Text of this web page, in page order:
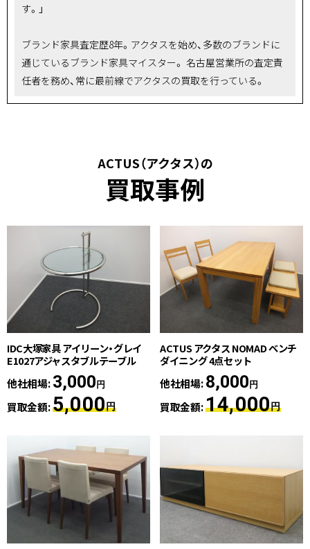
す。」
ブランド家具査定歴8年。アクタスを始め、多数のブランドに
通じているブランド家具マイスター。 名古屋営業所の査定責
任者を務め、常に最前線でアクタスの買取を行っている。
ACTUS（アクタス）の
買取事例
IDC大塚家具 アイリーン・グレイ
E1027アジャスタブルテーブル
他社相場: 3,000 円
買取金額:5,000円
ACTUS アクタス NOMAD ベンチ
ダイニング 4点セット
他社相場: 8,000 円
買取金額:14,000円